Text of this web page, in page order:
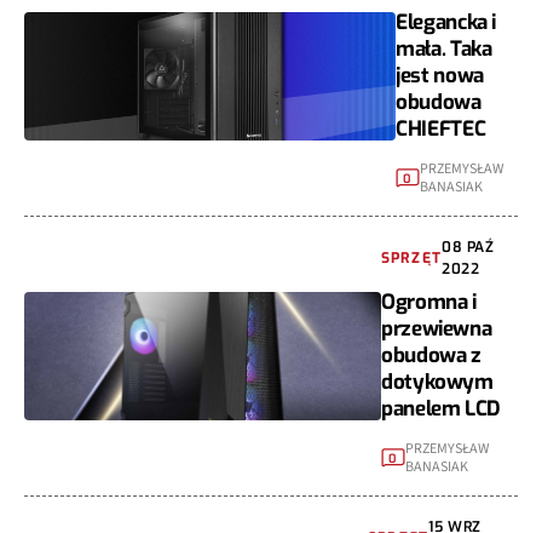
Elegancka i
mała. Taka
jest nowa
obudowa
CHIEFTEC
0
PRZEMYSŁAW
BANASIAK
SPRZĘT
08 PAŹ
2022
Ogromna i
przewiewna
obudowa z
dotykowym
panelem LCD
0
PRZEMYSŁAW
BANASIAK
15 WRZ